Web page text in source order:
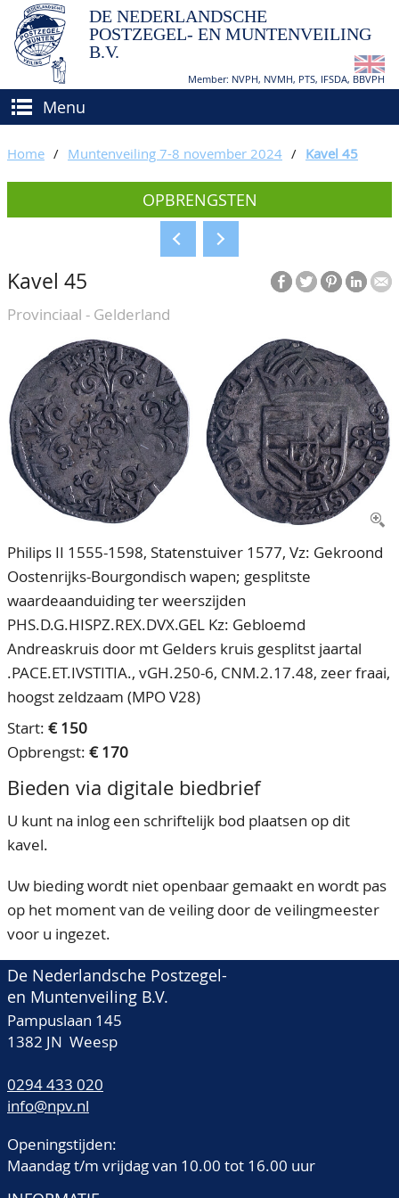
DE NEDERLANDSCHE
POSTZEGEL- EN MUNTENVEILING
B.V.
Member: NVPH, NVMH, PTS, IFSDA, BBVPH
Menu
(VER)KOPEN
Hoe verkopen?
Voorwaarden
BIEDEN
CATALOGI/OPBRENGSTEN
KEURINGSDIENST
AGENDA
OVER ONS
Ons Team
80 jarig bestaan
CONTACT
ACCOUNT
Home / Muntenveiling 7-8 november 2024 / Kavel 45
OPBRENGSTEN
Kavel 45
Provinciaal - Gelderland
Philips II 1555-1598, Statenstuiver 1577, Vz: Gekroond
Oostenrijks-Bourgondisch wapen; gesplitste
waardeaanduiding ter weerszijden
PHS.D.G.HISPZ.REX.DVX.GEL Kz: Gebloemd
Andreaskruis door mt Gelders kruis gesplitst jaartal
.PACE.ET.IVSTITIA., vGH.250-6, CNM.2.17.48, zeer fraai,
hoogst zeldzaam (MPO V28)
Start: € 150
Opbrengst: € 170
Bieden via digitale biedbrief
U kunt na inlog een schriftelijk bod plaatsen op dit
kavel.
Uw bieding wordt niet openbaar gemaakt en wordt pas
op het moment van de veiling door de veilingmeester
voor u ingezet.
De Nederlandsche Postzegel-
en Muntenveiling B.V.
Pampuslaan 145
1382 JN Weesp
0294 433 020
info@npv.nl
Openingstijden:
Maandag t/m vrijdag van 10.00 tot 16.00 uur